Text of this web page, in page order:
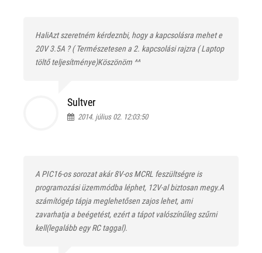
HaliAzt szeretném kérdeznbi, hogy a kapcsolásra mehet e
20V 3.5A ? ( Természetesen a 2. kapcsolási rajzra ( Laptop
töltő teljesítménye)Köszönöm ^^
Sultver
2014. július 02. 12:03:50
A PIC16-os sorozat akár 8V-os MCRL feszültségre is
programozási üzemmódba léphet, 12V-al biztosan megy.A
számítógép tápja meglehetősen zajos lehet, ami
zavarhatja a beégetést, ezért a tápot valószínűleg szűrni
kell(legalább egy RC taggal).